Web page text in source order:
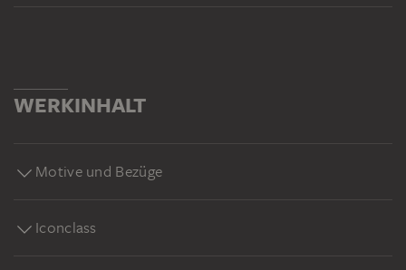
WERKINHALT
Motive und Bezüge
Iconclass